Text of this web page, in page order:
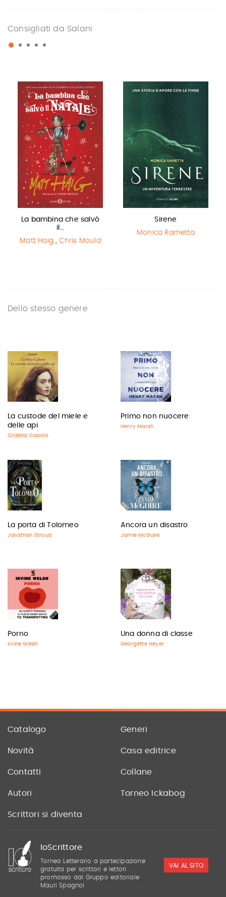
Consigliati da Salani
La bambina che salvò
il…
Matt Haig , Chris Mould
Sirene
Monica Rametta
Dello stesso genere
La custode del miele e
delle api
Cristina Caboni
Primo non nuocere
Henry Marsh
La porta di Tolomeo
Jonathan Stroud
Ancora un disastro
Jamie McGuire
Porno
Irvine Welsh
Una donna di classe
Georgette Heyer
Catalogo Generi
Novità Casa editrice
Contatti Collane
Autori Torneo Ickabog
Scrittori si diventa
IoScrittore
Torneo Letterario a partecipazione
gratuita per scrittori e lettori
promosso dal Gruppo editoriale
Mauri Spagnol
VAI AL SITO